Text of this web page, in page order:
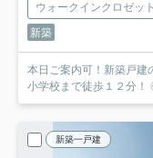
ウォークインクロゼット
新築
本日ご案内可！新築戸
小学校まで徒歩１２分
新築一戸建